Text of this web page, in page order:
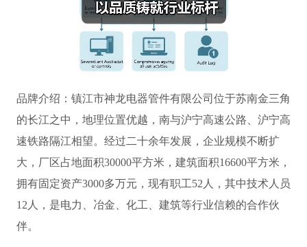
品牌介绍：镇江市神龙电器管件有限公司位于苏南金三角
的长江之中，地理位置优越，南与沪宁高速公路、沪宁高
速铁路隔江相望。经过二十余年发展，企业规模不断扩
大，厂区占地面积30000平方米，建筑面积16600平方米，
拥有固定资产3000多万元，现有职工52人，其中技术人员
12人，是电力、冶金、化工、建筑等行业信赖的合作伙
伴。